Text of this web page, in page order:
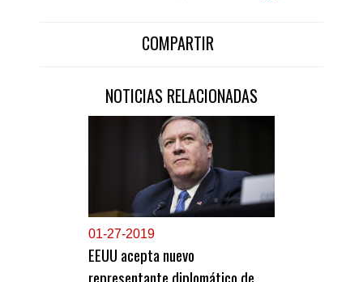
COMPARTIR
NOTICIAS RELACIONADAS
01-27-2019
EEUU acepta nuevo
representante diplomático de